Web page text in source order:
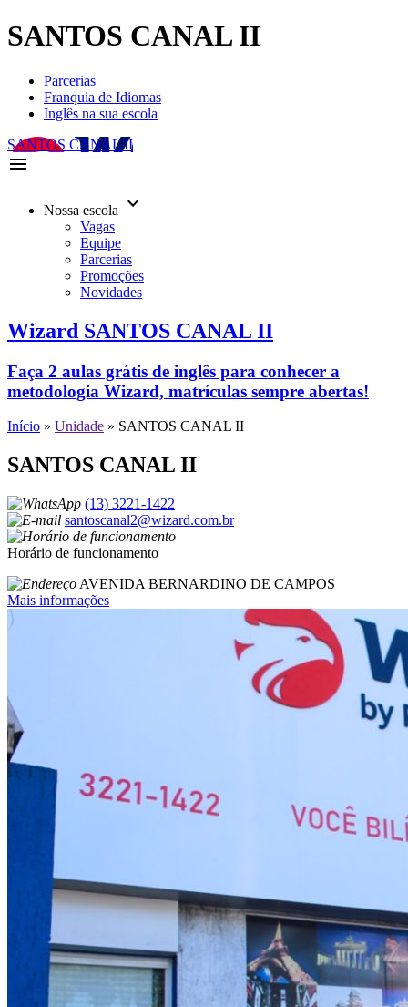
SANTOS CANAL II
Parcerias
Franquia de Idiomas
Inglês na sua escola
SANTOS CANAL II
menu
Nossa escola keyboard_arrow_down
Vagas
Equipe
Parcerias
Promoções
Novidades
Wizard SANTOS CANAL II
Faça 2 aulas grátis de inglês para conhecer a
metodologia Wizard, matrículas sempre abertas!
Início » Unidade » SANTOS CANAL II
SANTOS CANAL II
(13) 3221-1422
santoscanal2@wizard.com.br
Horário de funcionamento
AVENIDA BERNARDINO DE CAMPOS
Mais informações